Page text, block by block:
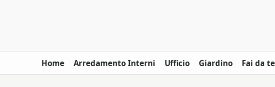
Home Arredamento Interni Ufficio Giardino Fai da te